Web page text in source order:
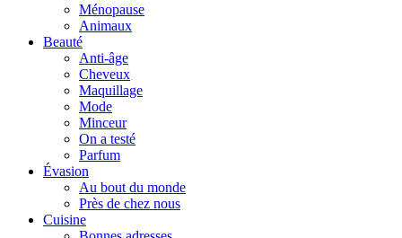
Ménopause
Animaux
Beauté
Anti-âge
Cheveux
Maquillage
Mode
Minceur
On a testé
Parfum
Évasion
Au bout du monde
Près de chez nous
Cuisine